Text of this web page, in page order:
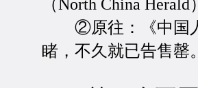
（North China
②原往：《中国人
睹，不久就已告售罄。